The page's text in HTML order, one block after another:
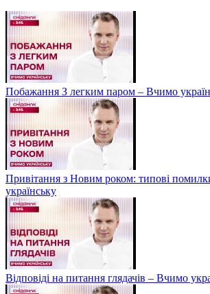
Побажання З легким паром – Вчимо
Привітання з Новим роком: типові
українську
Відповіді на питання глядачів – Вчимо